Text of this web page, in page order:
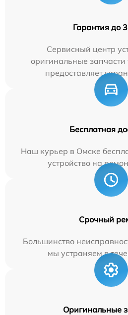
Гарантия до
Сервисный центр
оригинальные
предоставляет
Бесплатная
Наш курьер в Омске
устройство на
Срочный
Большинство
мы устраняем в
Оригинальные